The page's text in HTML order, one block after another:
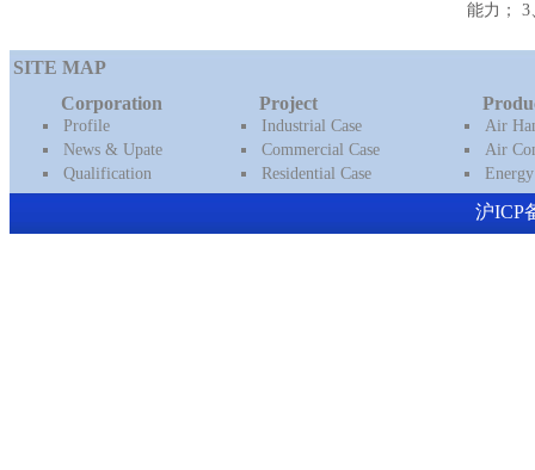
能力； 3
SITE MAP
Corporation
Profile
News & Upate
Qualification
Project
Industrial Case
Commercial Case
Residential Case
Air
Air
沪ICP